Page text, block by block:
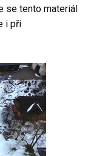
se tento materiál
i při